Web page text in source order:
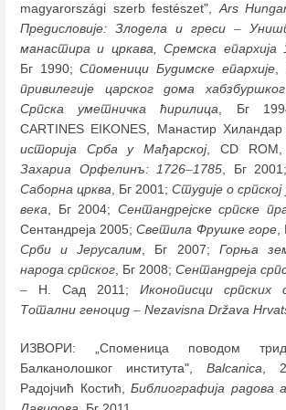
magyarországi szerb festészet",Ars
Предисловије: Злодела и греси –
манастира и цркава, Сремска епархија
Бг 1990;Споменици Будимске епархије,
привилегије царског дома хабзбуршког
Српска уметничка ћирилица, Бг
CARTINES EIKONES, Манастир
историја Срба у Мађарској, CD ROM,
Захариа Орфелинъ: 1726–1785, Бг
Саборна црква, Бг 2001; Студије о
века, Бг 2004; Сентандрејске српске
Сентандреја 2005;Светила Фрушке горе,
Срби и
Јерусалим, Бг 2007; Горња
народа српског, Бг 2008; Сентандреја
– Н. Сад 2011; Иконописци српских
Тотални геноцид – Nezavisna Država
ИЗВОРИ: „Споменица поводом
Балканолошког института", Balcanica ,
Радојчић Костић,Библиографија радова